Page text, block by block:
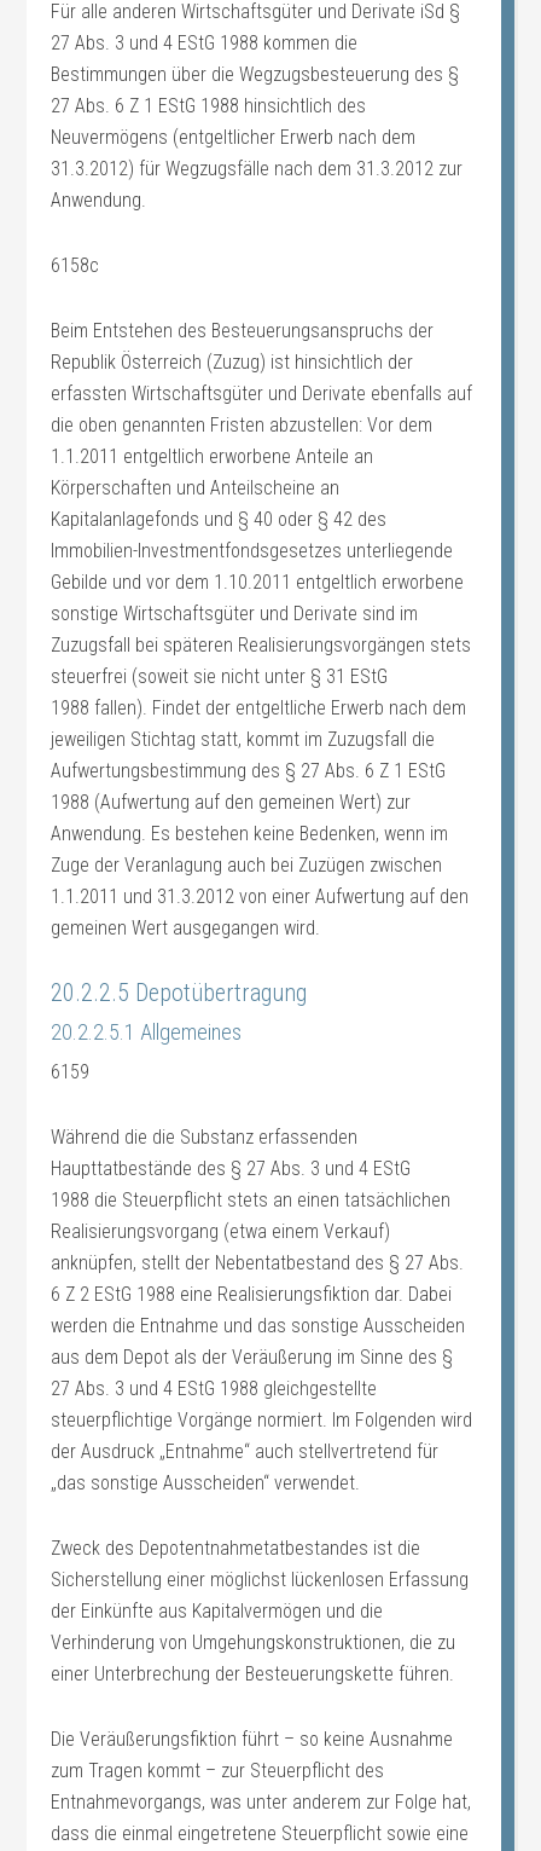
Für alle anderen Wirtschaftsgüter und Derivate iSd §
27 Abs. 3 und 4 EStG 1988 kommen die
Bestimmungen über die Wegzugsbesteuerung des §
27 Abs. 6 Z 1 EStG 1988 hinsichtlich des
Neuvermögens (entgeltlicher Erwerb nach dem
31.3.2012) für Wegzugsfälle nach dem 31.3.2012 zur
Anwendung.
6158c
Beim Entstehen des Besteuerungsanspruchs der
Republik Österreich (Zuzug) ist hinsichtlich der
erfassten Wirtschaftsgüter und Derivate ebenfalls auf
die oben genannten Fristen abzustellen: Vor dem
1.1.2011 entgeltlich erworbene Anteile an
Körperschaften und Anteilscheine an
Kapitalanlagefonds und § 40 oder § 42 des
Immobilien-Investmentfondsgesetzes unterliegende
Gebilde und vor dem 1.10.2011 entgeltlich erworbene
sonstige Wirtschaftsgüter und Derivate sind im
Zuzugsfall bei späteren Realisierungsvorgängen stets
steuerfrei (soweit sie nicht unter § 31 EStG
1988 fallen). Findet der entgeltliche Erwerb nach dem
jeweiligen Stichtag statt, kommt im Zuzugsfall die
Aufwertungsbestimmung des § 27 Abs. 6 Z 1 EStG
1988 (Aufwertung auf den gemeinen Wert) zur
Anwendung. Es bestehen keine Bedenken, wenn im
Zuge der Veranlagung auch bei Zuzügen zwischen
1.1.2011 und 31.3.2012 von einer Aufwertung auf den
gemeinen Wert ausgegangen wird.
20.2.2.5 Depotübertragung
20.2.2.5.1 Allgemeines
6159
Während die die Substanz erfassenden
Haupttatbestände des § 27 Abs. 3 und 4 EStG
1988 die Steuerpflicht stets an einen tatsächlichen
Realisierungsvorgang (etwa einem Verkauf)
anknüpfen, stellt der Nebentatbestand des § 27 Abs.
6 Z 2 EStG 1988 eine Realisierungsfiktion dar. Dabei
werden die Entnahme und das sonstige Ausscheiden
aus dem Depot als der Veräußerung im Sinne des §
27 Abs. 3 und 4 EStG 1988 gleichgestellte
steuerpflichtige Vorgänge normiert. Im Folgenden wird
der Ausdruck „Entnahme“ auch stellvertretend für
„das sonstige Ausscheiden“ verwendet.
Zweck des Depotentnahmetatbestandes ist die
Sicherstellung einer möglichst lückenlosen Erfassung
der Einkünfte aus Kapitalvermögen und die
Verhinderung von Umgehungskonstruktionen, die zu
einer Unterbrechung der Besteuerungskette führen.
Die Veräußerungsfiktion führt – so keine Ausnahme
zum Tragen kommt – zur Steuerpflicht des
Entnahmevorgangs, was unter anderem zur Folge hat,
dass die einmal eingetretene Steuerpflicht sowie eine